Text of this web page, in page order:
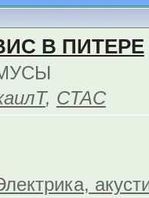
В ПИТЕРЕ
, CTAC